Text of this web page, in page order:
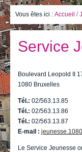
Vie politique
Publications
Actualités
E-guichet /
Actualités
Vous êtes ici : Accueil /
Service
Boulevard Leopold II
1080 Bruxelles
Tél.: 02/563.13.85
Tél.: 02/563.13.86
Tél.: 02/563.13.87
E-mail :
Le Service Jeunesse